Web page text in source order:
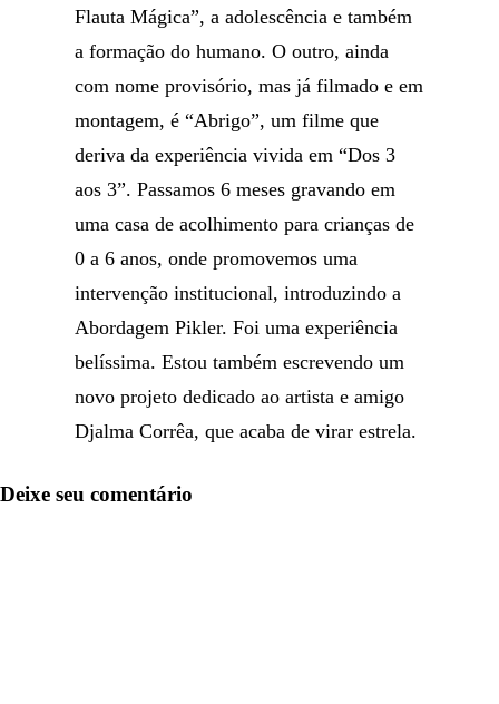
Flauta Mágica”, a adolescência e também
a formação do humano. O outro, ainda
com nome provisório, mas já filmado e em
montagem, é “Abrigo”, um filme que
deriva da experiência vivida em “Dos 3
aos 3”. Passamos 6 meses gravando em
uma casa de acolhimento para crianças de
0 a 6 anos, onde promovemos uma
intervenção institucional, introduzindo a
Abordagem Pikler. Foi uma experiência
belíssima. Estou também escrevendo um
novo projeto dedicado ao artista e amigo
Djalma Corrêa, que acaba de virar estrela.
Deixe seu comentário